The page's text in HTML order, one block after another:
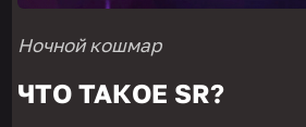
Ночной кошмар
ЧТО ТАКОЕ SR?